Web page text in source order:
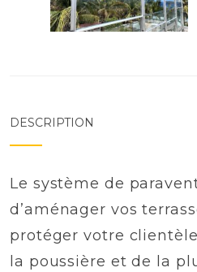
DESCRIPTION
Le système de
d’aménager vos
protéger votre
la poussière et de la